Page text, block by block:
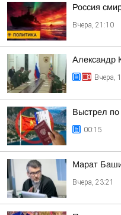
Россия
Вчера, 21:10
Александр
Вчера,
Выстрел по
00:15
Марат
Вчера, 23:21